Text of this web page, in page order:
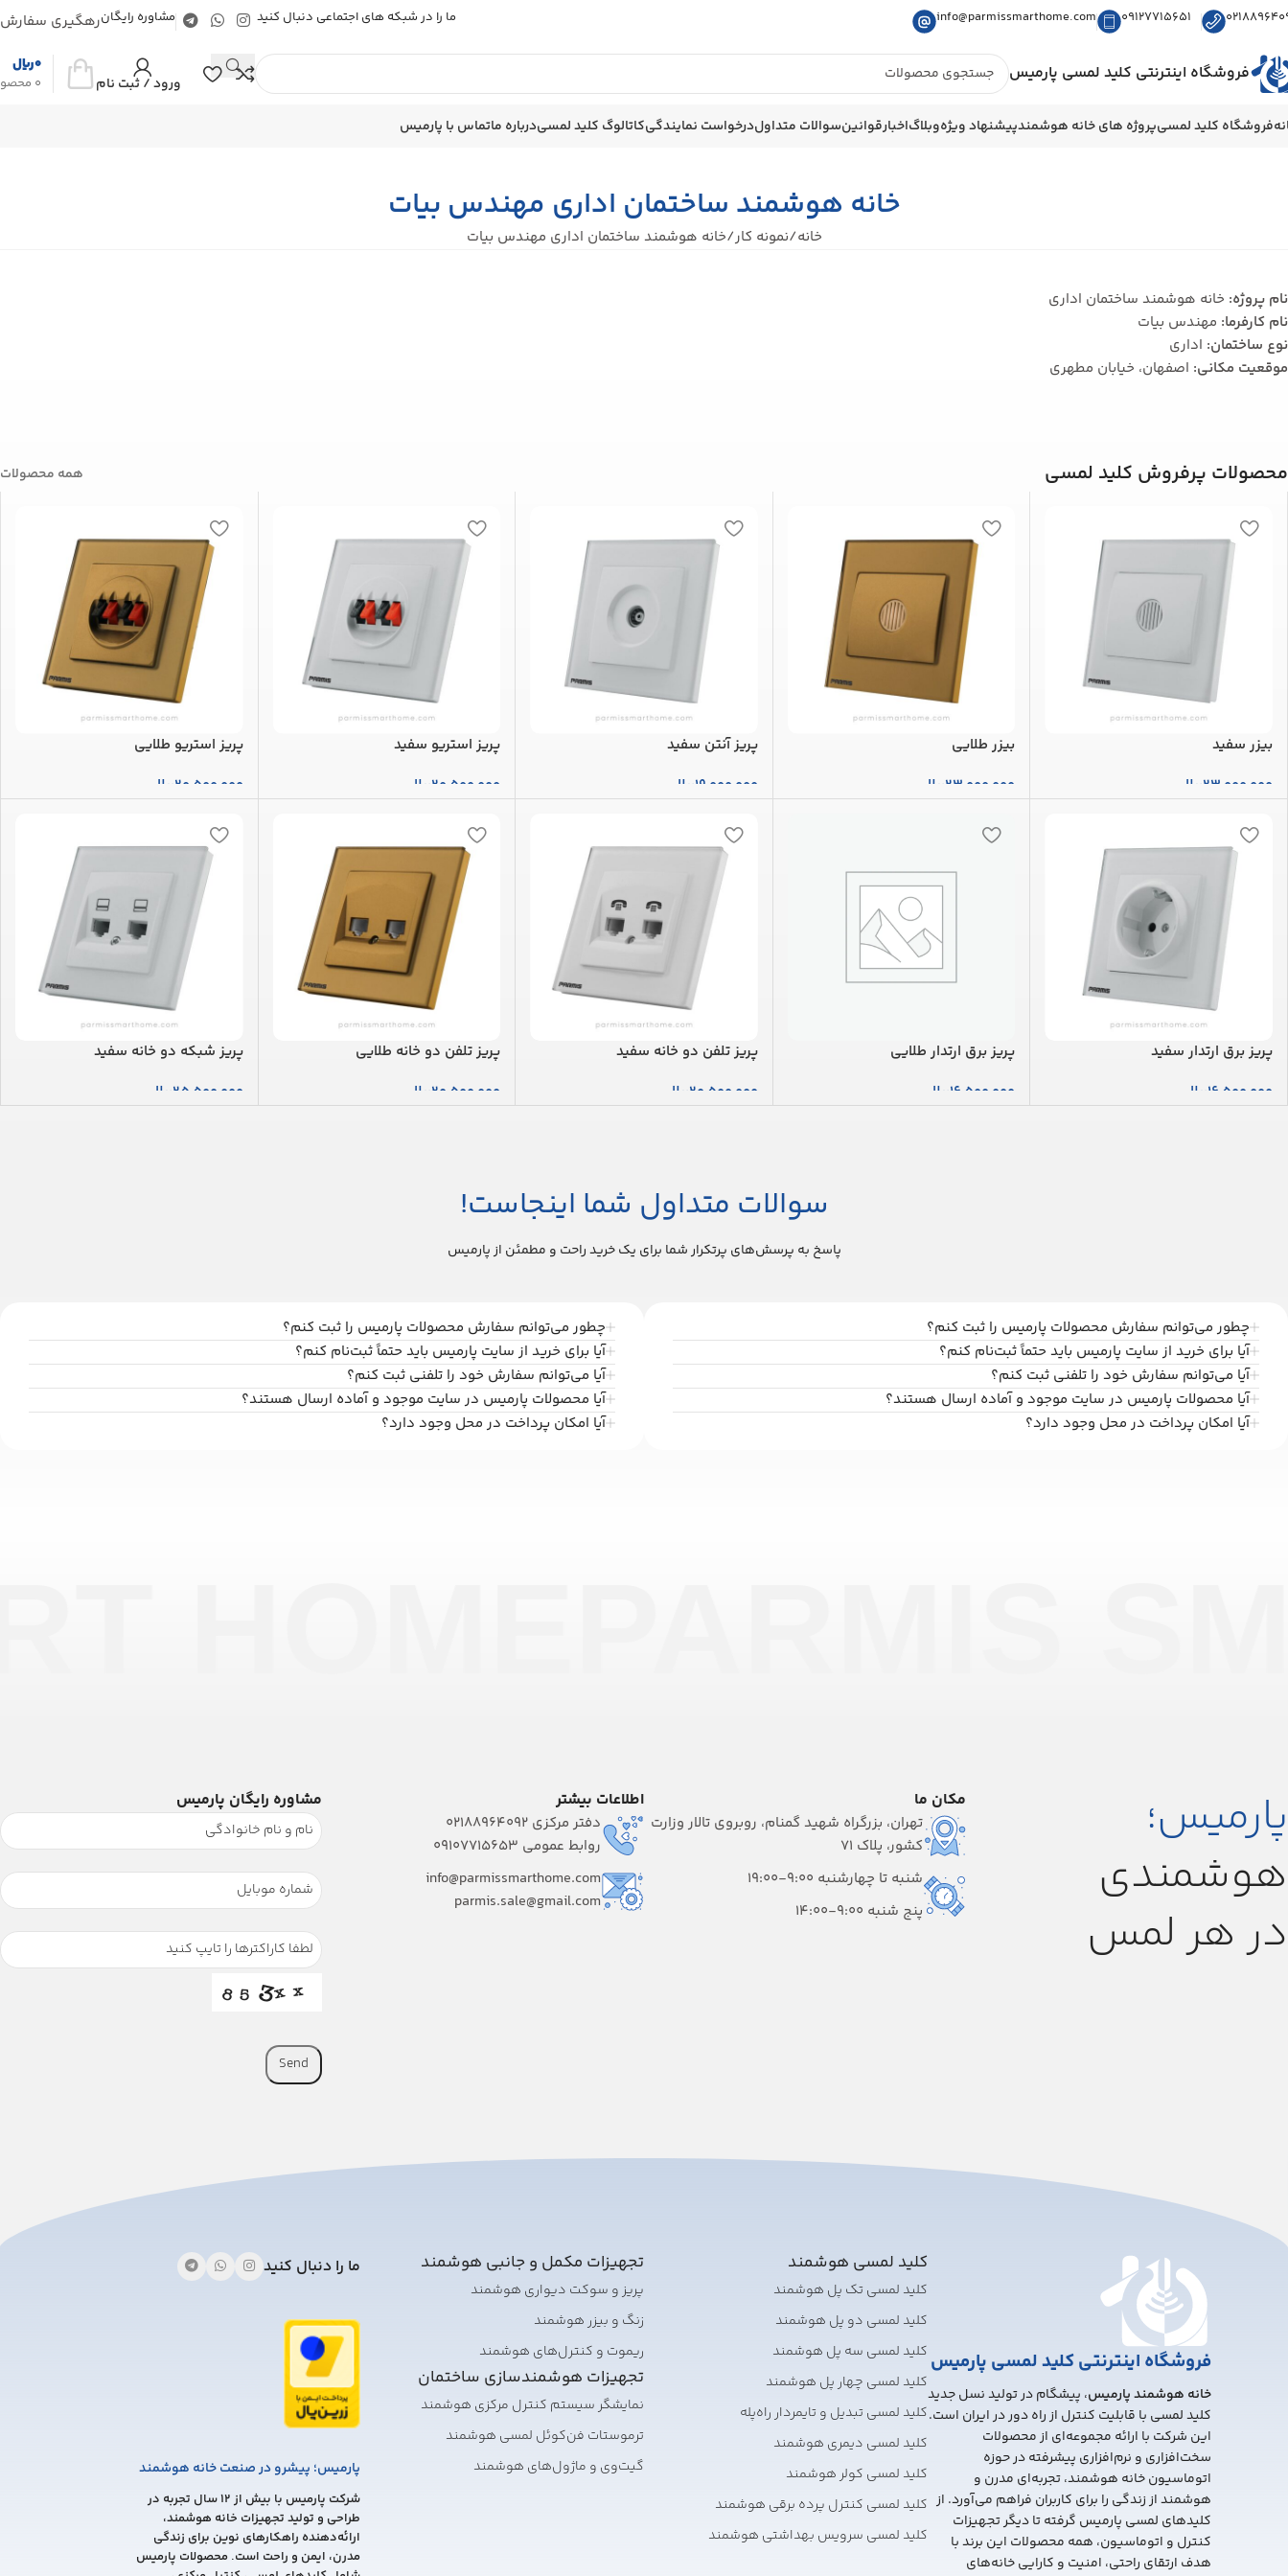
09127715651
info@parmissmarthome.com ما را در شبکه های اجتماعی دنبال کنید مشاوره رایگانرهگیری سفارش
فروشگاه اینترنتی کلید لمسی پارمیس ورود / ثبت نام 0
0ریال
فروشگاه کلید لمسیپروژه های خانه هوشمندپیشنهاد ویژهوبلاگاخبارقوانینسوالات متداولدرخواست نمایندگیکاتالوگ کلید لمسیدرباره ماتماس با پارمیس
خانه هوشمند ساختمان اداری مهندس بیات
خانه نمونه کار خانه هوشمند ساختمان اداری مهندس بیات
نام پروژه: خانه هوشمند ساختمان اداری
نام کارفرما: مهندس بیات
نوع ساختمان: اداری
موقعیت مکانی: اصفهان، خیابان مطهری
محصولات پرفروش کلید لمسی همه محصولات
بیزر سفید
23,000,000 ریال
بیزر طلایی
23,000,000 ریال
پریز آنتن سفید
19,000,000 ریال
پریز استریو سفید
20,500,000 ریال
پریز استریو طلایی
20,500,000 ریال
پریز برق ارتدار سفید
16,500,000 ریال
پریز برق ارتدار طلایی
16,500,000 ریال
پریز تلفن دو خانه سفید
20,500,000 ریال
پریز تلفن دو خانه طلایی
20,500,000 ریال
پریز شبکه دو خانه سفید
25,500,000 ریال
سوالات متداول شما اینجاست!
پاسخ به پرسش‌های پرتکرار شما برای یک خرید راحت و مطمئن از پارمیس
چطور می‌توانم سفارش محصولات پارمیس را ثبت کنم؟
آیا برای خرید از سایت پارمیس باید حتماً ثبت‌نام کنم؟
آیا می‌توانم سفارش خود را تلفنی ثبت کنم؟
آیا محصولات پارمیس در سایت موجود و آماده ارسال هستند؟
آیا امکان پرداخت در محل وجود دارد؟
چطور می‌توانم سفارش محصولات پارمیس را ثبت کنم؟
آیا برای خرید از سایت پارمیس باید حتماً ثبت‌نام کنم؟
آیا می‌توانم سفارش خود را تلفنی ثبت کنم؟
آیا محصولات پارمیس در سایت موجود و آماده ارسال هستند؟
آیا امکان پرداخت در محل وجود دارد؟
پارمیس؛
هوشمندی
در هر لمس
مکان ما
تهران، بزرگراه شهید گمنام، روبروی تالار وزارت
کشور، پلاک ۷۱
شنبه تا چهارشنبه 9:00-19:00
پنج شنبه 9:00-14:00
اطلاعات بیشتر
دفتر مرکزی 02188964092
روابط عمومی 09107715653
info@parmissmarthome.com
parmis.sale@gmail.com
مشاوره رایگان پارمیس
Send
be
فروشگاه اینترنتی کلید لمسی پارمیس
خانه هوشمند پارمیس، پیشگام در تولید نسل جدید
کلید لمسی با قابلیت کنترل از راه دور در ایران است.
این شرکت با ارائه مجموعه‌ای از محصولات
سخت‌افزاری و نرم‌افزاری پیشرفته در حوزه
اتوماسیون خانه هوشمند، تجربه‌ای مدرن و
هوشمند از زندگی را برای کاربران فراهم می‌آورد. از
کلیدهای لمسی پارمیس گرفته تا دیگر تجهیزات
کنترل و اتوماسیون، همه محصولات این برند با
هدف ارتقای راحتی، امنیت و کارایی خانه‌های
کلید لمسی هوشمند
کلید لمسی تک پل هوشمند
کلید لمسی دو پل هوشمند
کلید لمسی سه پل هوشمند
کلید لمسی چهار پل هوشمند
کلید لمسی تبدیل و تایمر‌دار راه‌پله
کلید لمسی دیمری هوشمند
کلید لمسی کولر هوشمند
کلید لمسی کنترل پرده برقی هوشمند
کلید لمسی سرویس بهداشتی هوشمند
تجهیزات مکمل و جانبی هوشمند
پریز و سوکت دیواری هوشمند
زنگ و بیزر هوشمند
ریموت و کنترل‌های هوشمند
تجهیزات هوشمندسازی ساختمان
نمایشگر سیستم کنترل مرکزی هوشمند
ترموستات فن‌کوئل لمسی هوشمند
گیت‌وی و ماژول‌های هوشمند
ما را دنبال کنید
پارمیس؛ پیشرو در صنعت خانه هوشمند
شرکت پارمیس با بیش از 12 سال تجربه در
طراحی و تولید تجهیزات خانه هوشمند،
ارائه‌دهنده راهکارهای نوین برای زندگی
مدرن، ایمن و راحت است. محصولات پارمیس